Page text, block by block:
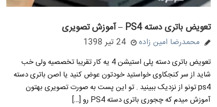
تعویض باتری دسته PS4 – آموزش تصویری
محمدرضا امین زاده 24 تیر 1398
تعویض باتری دسته پلی استیشن 4 یه کار تقریبا تخصصیه ولی خب
شاید از سر کنجکاوی خواستید خودتون عوض کنید یا اصن باتری دسته
ps4 تونو از نزدیک ببینید . تو این پست به صورت تصویری بهتون
آموزش میدم که چجوری باتری دسته PS4 رو […]